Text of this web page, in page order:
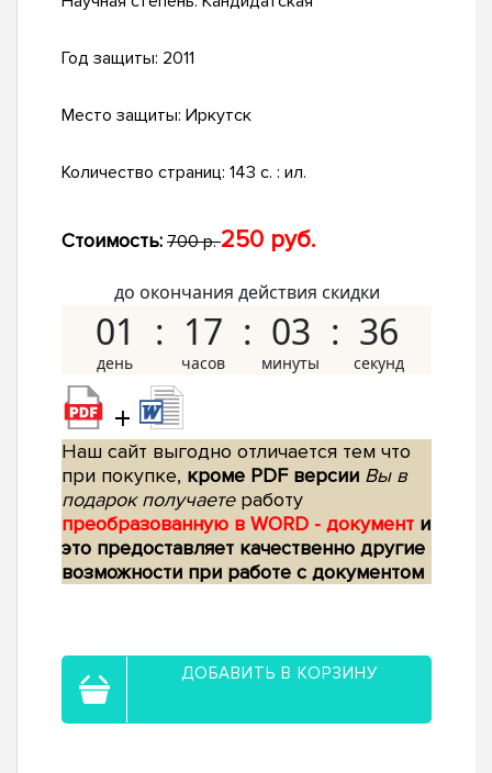
Год защиты: 2011
Место защиты: Иркутск
Количество страниц: 143 с. : ил.
Стоимость: 700 р.250 руб.
до окончания действия скидки
01 17 03 35
+
Наш сайт выгодно отличается тем что
при покупке, кроме PDF версии Вы в
подарок получаетеработу
преобразованную в WORD - документ и
это предоставляет качественно другие
возможности при работе с документом
ДОБАВИТЬ В КОРЗИНУ